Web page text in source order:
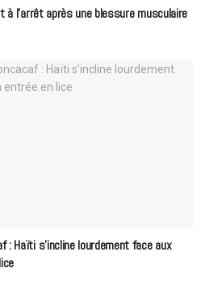
à l’arrêt après une blessure musculaire
: Haïti s’incline lourdement face aux